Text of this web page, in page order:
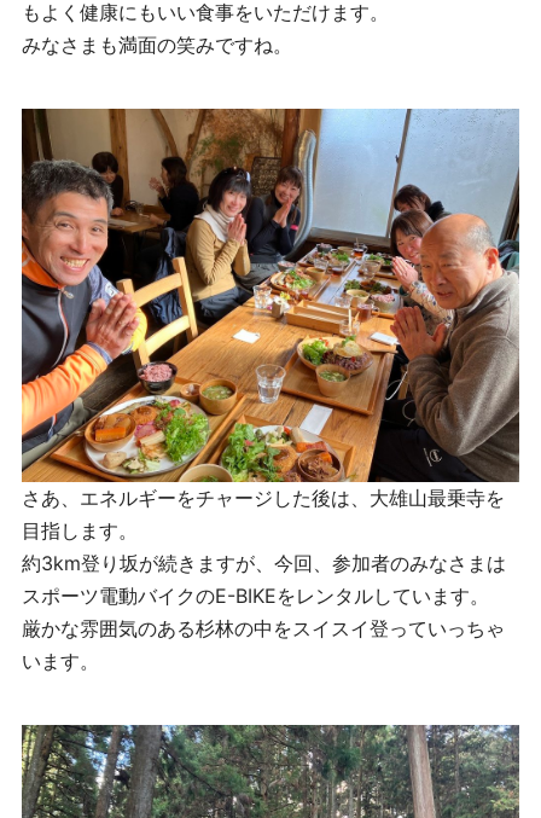
もよく健康にもいい食事をいただけます。
みなさまも満面の笑みですね。
さあ、エネルギーをチャージした後は、大雄山最乗寺を
目指します。
約3km登り坂が続きますが、今回、参加者のみなさまは
スポーツ電動バイクのE-BIKEをレンタルしています。
厳かな雰囲気のある杉林の中をスイスイ登っていっちゃ
います。